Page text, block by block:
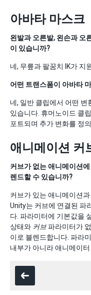
아바타 마스크
왼발과 오른발, 왼손과 오
이 있습니까?
네, 무릎과 팔꿈치 IK가 지
어떤 트랜스폼이 아바타
네, 일반 클립에서 어떤
있습니다. 휴머노이드 클
포트되며 추가 변화를 정
애니메이션 커
커브가 없는 애니메이션
렌드할 수 있습니까?
커브가 있는 애니메이션
Unity는 커브에 연결된 파
다. 파라미터에 기본값을
상태와 커브파라미터가
이로 블렌드합니다. 파라
내부가 아니라 애니메이